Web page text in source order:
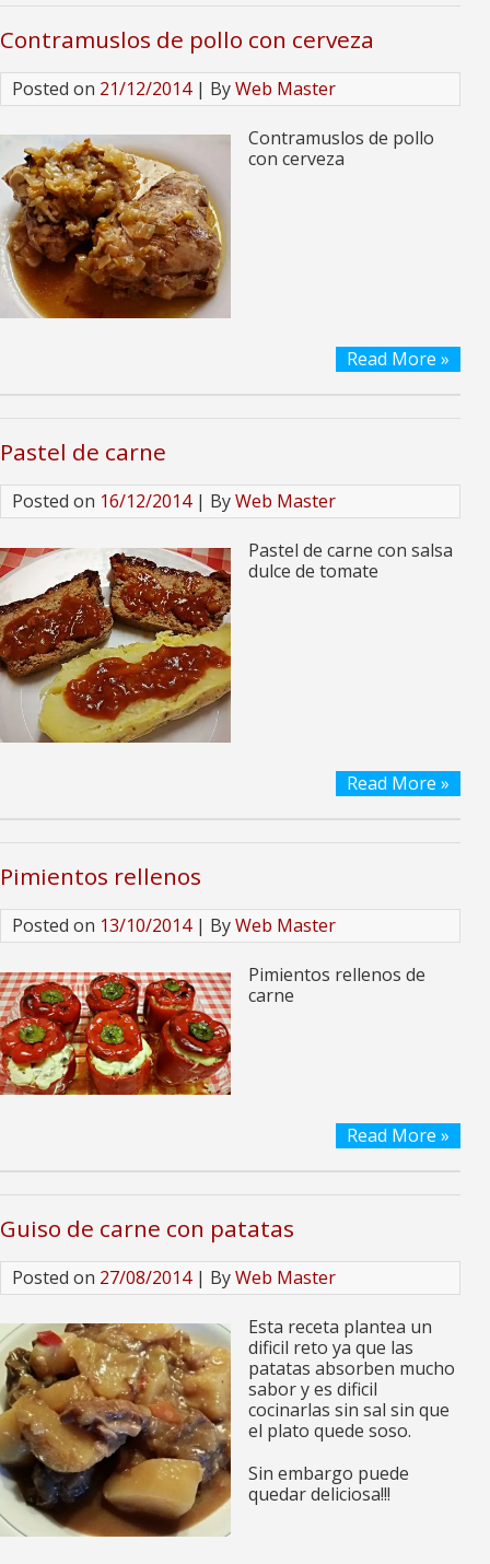
Contramuslos de pollo con cerveza
Posted on 21/12/2014| ByWeb Master
Contramuslos de pollo
con cerveza
Read More »
Pastel de carne
Posted on 16/12/2014| ByWeb Master
Pastel de carne con salsa
dulce de tomate
Read More »
Pimientos rellenos
Posted on 13/10/2014| ByWeb Master
Pimientos rellenos de
carne
Read More »
Guiso de carne con patatas
Posted on 27/08/2014| ByWeb Master
Esta receta plantea un
dificil reto ya que las
patatas absorben mucho
sabor y es dificil
cocinarlas sin sal sin que
el plato quede soso.
Sin embargo puede
quedar deliciosa!!!